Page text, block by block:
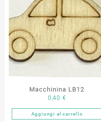
Macchinina LB12
0,40 €
Aggiungi al carrello